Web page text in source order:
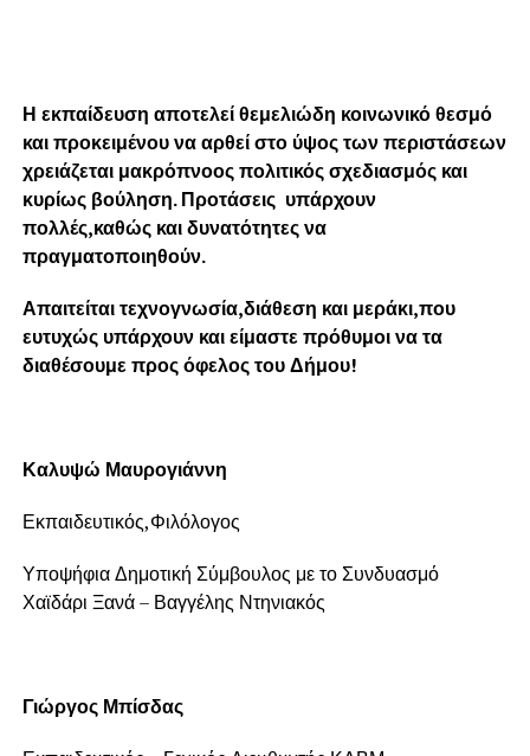
Η εκπαίδευση αποτελεί θεμελιώδη κοινωνικό θεσμό
και προκειμένου να αρθεί στο ύψος των περιστάσεων
χρειάζεται μακρόπνοος πολιτικός σχεδιασμός και
κυρίως βούληση. Προτάσεις υπάρχουν
πολλές,καθώς και δυνατότητες να
πραγματοποιηθούν.
Απαιτείται τεχνογνωσία,διάθεση και μεράκι,που
ευτυχώς υπάρχουν και είμαστε πρόθυμοι να τα
διαθέσουμε προς όφελος του Δήμου!
Καλυψώ Μαυρογιάννη
Εκπαιδευτικός,Φιλόλογος
Υποψήφια Δημοτική Σύμβουλος με το Συνδυασμό
Χαϊδάρι Ξανά – Βαγγέλης Ντηνιακός
Γιώργος Μπίσδας